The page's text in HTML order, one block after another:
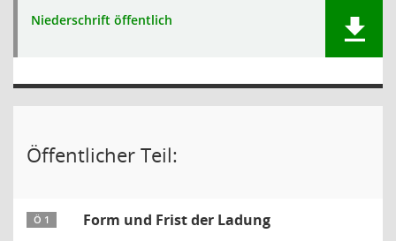
Niederschrift öffentlich
Öffentlicher Teil:
Ö 1 Form und Frist der Ladung